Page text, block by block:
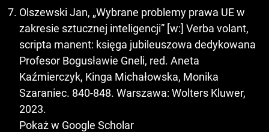
Olszewski Jan, „Wybrane problemy prawa UE w
zakresie sztucznej inteligencji” [w:] Verba volant,
scripta manent: księga jubileuszowa dedykowana
Profesor Bogusławie Gneli, red. Aneta
Kaźmierczyk, Kinga Michałowska, Monika
Szaraniec. 840-848. Warszawa: Wolters Kluwer,
2023.
Pokaż w Google Scholar